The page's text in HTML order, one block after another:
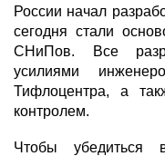
России начал
сегодня стали
СНиПов. Все
усилиями
Тифлоцентра, а
контролем.
Чтобы убедиться